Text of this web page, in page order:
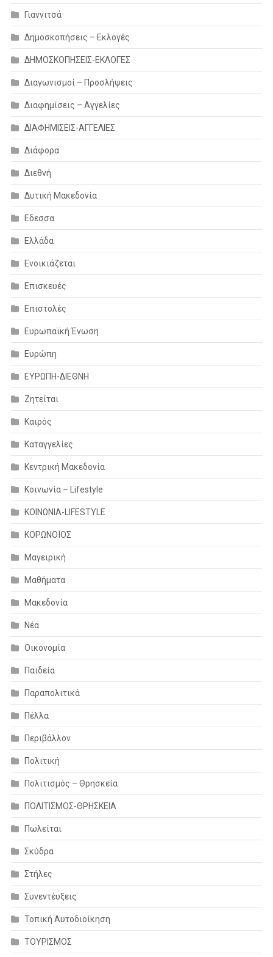
Γιαννιτσά
Δημοσκοπήσεις – Εκλογές
ΔΗΜΟΣΚΟΠΗΣΕΙΣ-ΕΚΛΟΓΕΣ
Διαγωνισμοί – Προσλήψεις
Διαφημίσεις – Αγγελίες
ΔΙΑΦΗΜΙΣΕΙΣ-ΑΓΓΕΛΙΕΣ
Διάφορα
Διεθνή
Δυτική Μακεδονία
Εδεσσα
Ελλάδα
Ενοικιάζεται
Επισκευές
Επιστολές
Ευρωπαϊκή Ένωση
Ευρώπη
ΕΥΡΩΠΗ-ΔΙΕΘΝΗ
Ζητείται
Καιρός
Καταγγελίες
Κεντρική Μακεδονία
Κοινωνία – Lifestyle
ΚΟΙΝΩΝΙΑ-LIFESTYLE
ΚΟΡΩΝΟΪΟΣ
Μαγειρική
Μαθήματα
Μακεδονία
Νέα
Οικονομία
Παιδεία
Παραπολιτικά
Πέλλα
Περιβάλλον
Πολιτική
Πολιτισμός – Θρησκεία
ΠΟΛΙΤΙΣΜΟΣ-ΘΡΗΣΚΕΙΑ
Πωλείται
Σκύδρα
Στήλες
Συνεντέυξεις
Τοπική Αυτοδιοίκηση
ΤΟΥΡΙΣΜΟΣ